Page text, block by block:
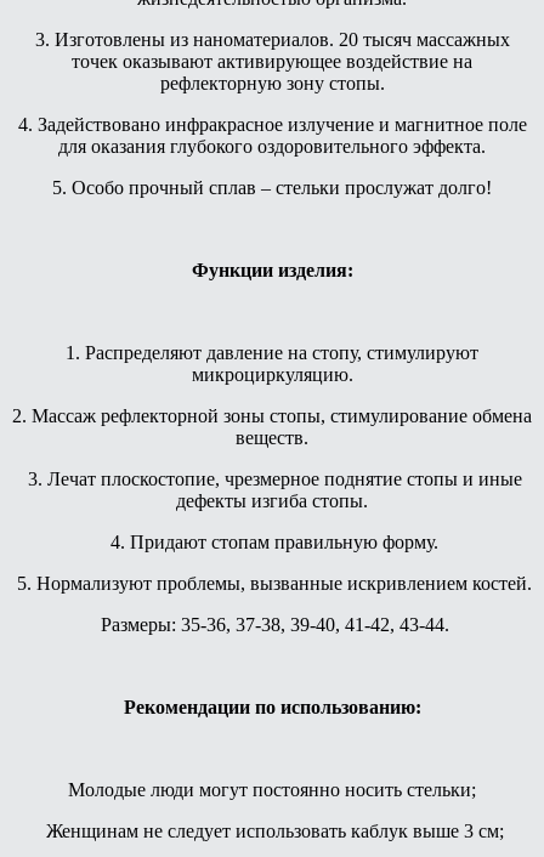
3. Изготовлены из наноматериалов. 20 тысяч массажных
точек оказывают активирующее воздействие на
рефлекторную зону стопы.
4. Задействовано инфракрасное излучение и магнитное поле
для оказания глубокого оздоровительного эффекта.
5. Особо прочный сплав – стельки прослужат долго!
Функции изделия:
1. Распределяют давление на стопу, стимулируют
микроциркуляцию.
2. Массаж рефлекторной зоны стопы, стимулирование обмена
веществ.
3. Лечат плоскостопие, чрезмерное поднятие стопы и иные
дефекты изгиба стопы.
4. Придают стопам правильную форму.
5. Нормализуют проблемы, вызванные искривлением костей.
Размеры: 35-36, 37-38, 39-40, 41-42, 43-44.
Рекомендации по использованию:
Молодые люди могут постоянно носить стельки;
Женщинам не следует использовать каблук выше 3 см;